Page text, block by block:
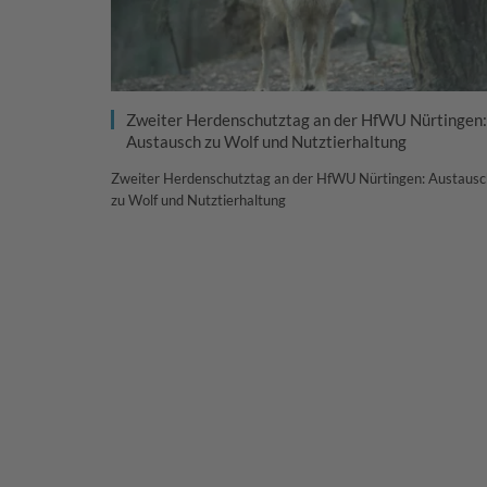
Zweiter Herdenschutztag an der HfWU Nürtingen:
Austausch zu Wolf und Nutztierhaltung
Zweiter Herdenschutztag an der HfWU Nürtingen:
zu Wolf und Nutztierhaltung